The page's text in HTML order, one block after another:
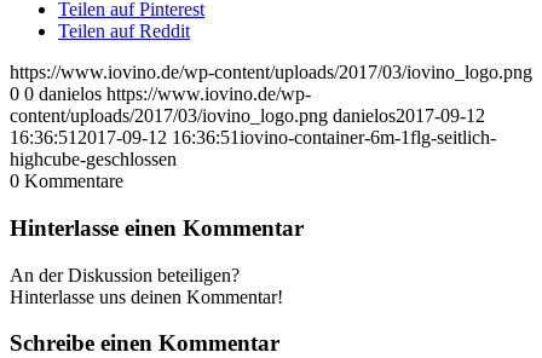
Teilen auf Pinterest
Teilen auf Reddit
https://www.iovino.de/wp-content/uploads/2017/03/iovino_logo.png
0 0 danielos https://www.iovino.de/wp-
content/uploads/2017/03/iovino_logo.png danielos2017-09-12
16:36:51 2017-09-12 16:36:51iovino-container-6m-1flg-seitlich-
highcube-geschlossen
0 Kommentare
Hinterlasse einen Kommentar
An der Diskussion beteiligen?
Hinterlasse uns deinen Kommentar!
Schreibe einen Kommentar